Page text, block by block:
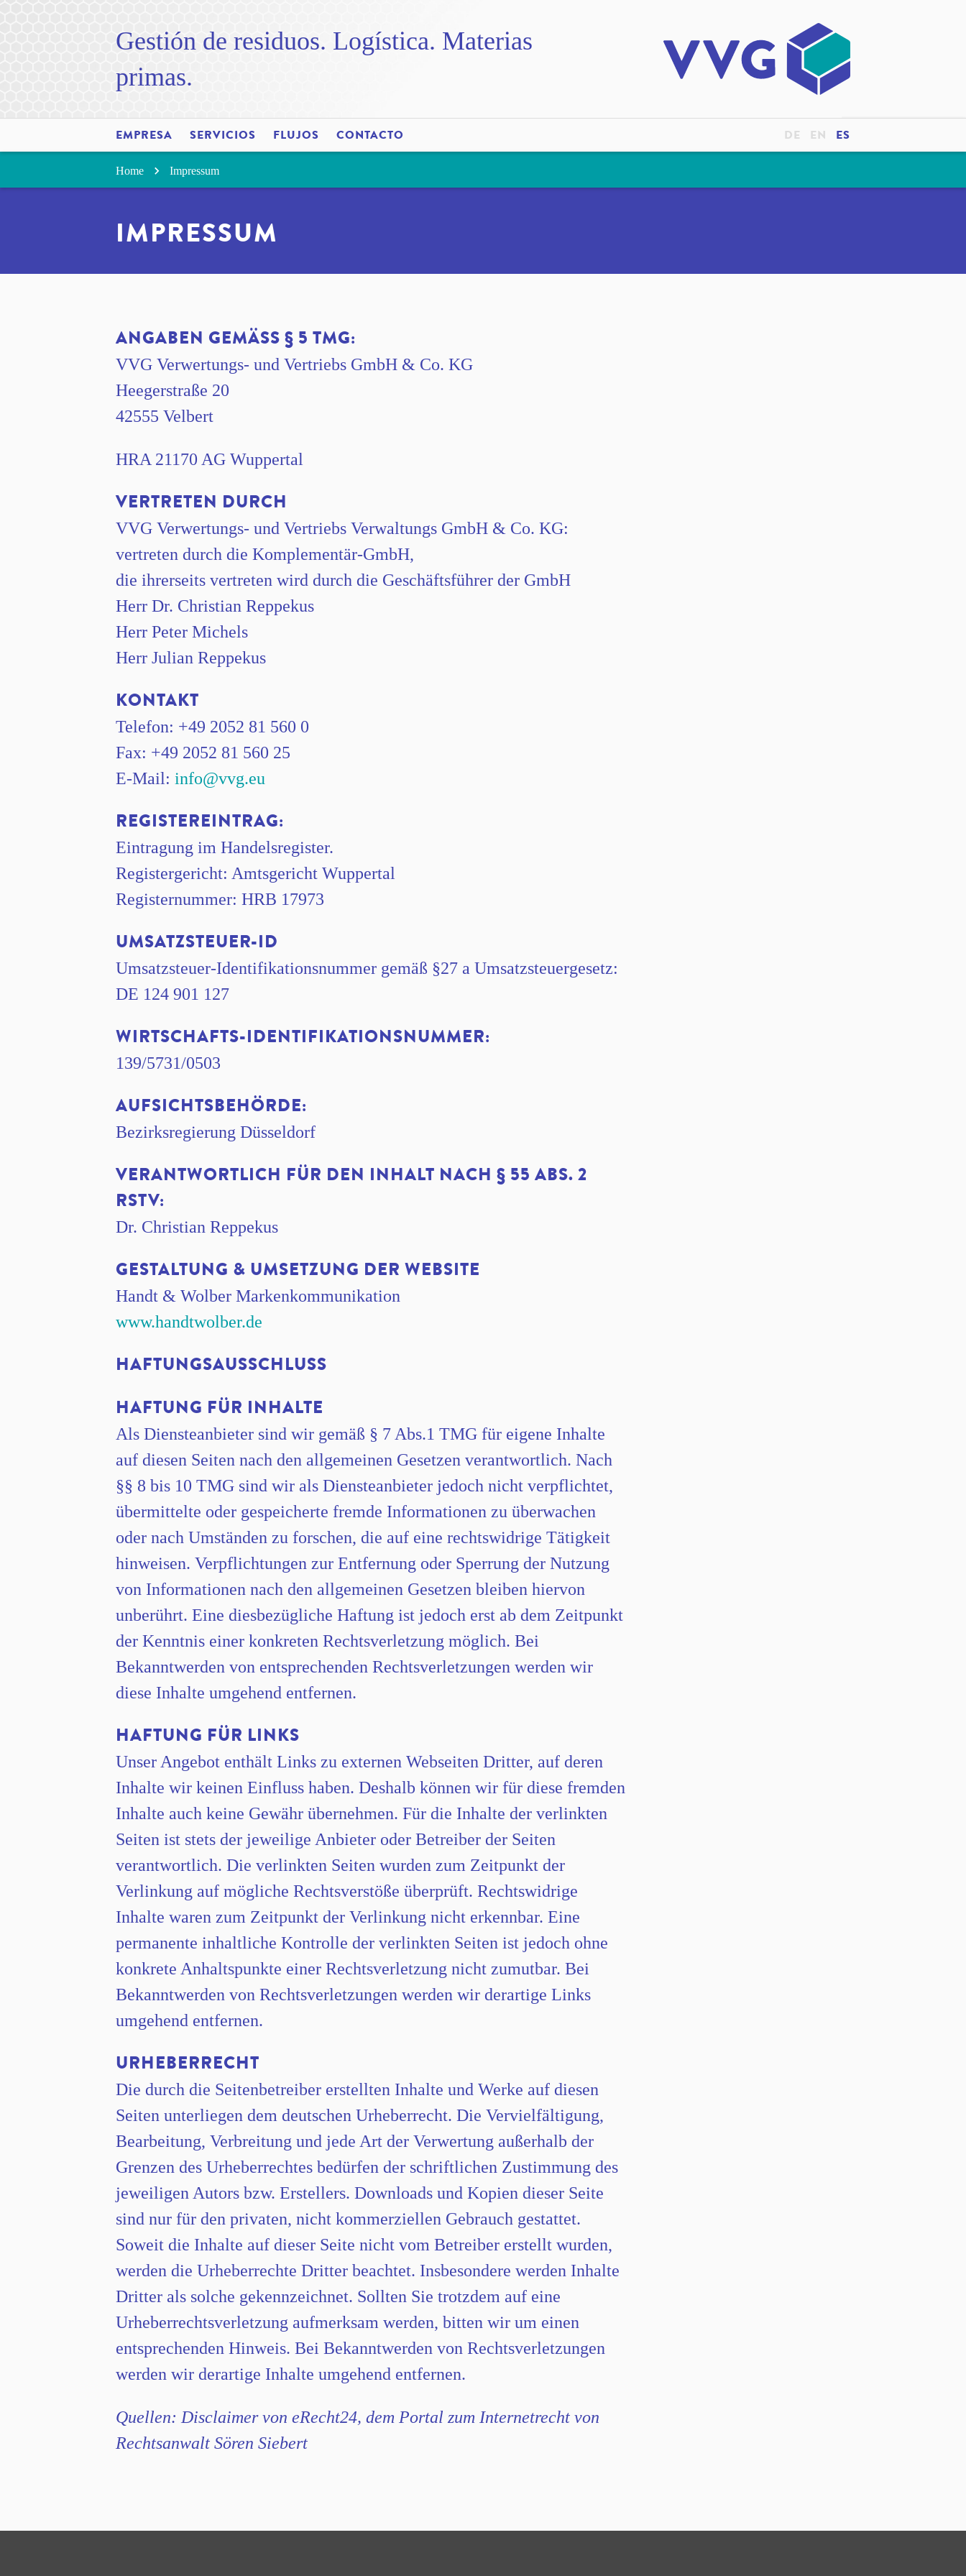
Gestión de residuos. Logística. Materias
primas.
EMPRESA SERVICIOS FLUJOS CONTACTO DE EN ES
Home Impressum
IMPRESSUM
ANGABEN GEMÄSS § 5 TMG:
VVG Verwertungs- und Vertriebs GmbH & Co. KG
Heegerstraße 20
42555 Velbert
HRA 21170 AG Wuppertal
VERTRETEN DURCH
VVG Verwertungs- und Vertriebs Verwaltungs GmbH & Co. KG:
vertreten durch die Komplementär-GmbH,
die ihrerseits vertreten wird durch die Geschäftsführer der GmbH
Herr Dr. Christian Reppekus
Herr Peter Michels
Herr Julian Reppekus
KONTAKT
Telefon: +49 2052 81 560 0
Fax: +49 2052 81 560 25
E-Mail: info@vvg.eu
REGISTEREINTRAG:
Eintragung im Handelsregister.
Registergericht: Amtsgericht Wuppertal
Registernummer: HRB 17973
UMSATZSTEUER-ID
Umsatzsteuer-Identifikationsnummer gemäß §27 a Umsatzsteuergesetz:
DE 124 901 127
WIRTSCHAFTS-IDENTIFIKATIONSNUMMER:
139/5731/0503
AUFSICHTSBEHÖRDE:
Bezirksregierung Düsseldorf
VERANTWORTLICH FÜR DEN INHALT NACH § 55 ABS. 2
RSTV:
Dr. Christian Reppekus
GESTALTUNG & UMSETZUNG DER WEBSITE
Handt & Wolber Markenkommunikation
www.handtwolber.de
HAFTUNGSAUSSCHLUSS
HAFTUNG FÜR INHALTE
Als Diensteanbieter sind wir gemäß § 7 Abs.1 TMG für eigene Inhalte
auf diesen Seiten nach den allgemeinen Gesetzen verantwortlich. Nach
§§ 8 bis 10 TMG sind wir als Diensteanbieter jedoch nicht verpflichtet,
übermittelte oder gespeicherte fremde Informationen zu überwachen
oder nach Umständen zu forschen, die auf eine rechtswidrige Tätigkeit
hinweisen. Verpflichtungen zur Entfernung oder Sperrung der Nutzung
von Informationen nach den allgemeinen Gesetzen bleiben hiervon
unberührt. Eine diesbezügliche Haftung ist jedoch erst ab dem Zeitpunkt
der Kenntnis einer konkreten Rechtsverletzung möglich. Bei
Bekanntwerden von entsprechenden Rechtsverletzungen werden wir
diese Inhalte umgehend entfernen.
HAFTUNG FÜR LINKS
Unser Angebot enthält Links zu externen Webseiten Dritter, auf deren
Inhalte wir keinen Einfluss haben. Deshalb können wir für diese fremden
Inhalte auch keine Gewähr übernehmen. Für die Inhalte der verlinkten
Seiten ist stets der jeweilige Anbieter oder Betreiber der Seiten
verantwortlich. Die verlinkten Seiten wurden zum Zeitpunkt der
Verlinkung auf mögliche Rechtsverstöße überprüft. Rechtswidrige
Inhalte waren zum Zeitpunkt der Verlinkung nicht erkennbar. Eine
permanente inhaltliche Kontrolle der verlinkten Seiten ist jedoch ohne
konkrete Anhaltspunkte einer Rechtsverletzung nicht zumutbar. Bei
Bekanntwerden von Rechtsverletzungen werden wir derartige Links
umgehend entfernen.
URHEBERRECHT
Die durch die Seitenbetreiber erstellten Inhalte und Werke auf diesen
Seiten unterliegen dem deutschen Urheberrecht. Die Vervielfältigung,
Bearbeitung, Verbreitung und jede Art der Verwertung außerhalb der
Grenzen des Urheberrechtes bedürfen der schriftlichen Zustimmung des
jeweiligen Autors bzw. Erstellers. Downloads und Kopien dieser Seite
sind nur für den privaten, nicht kommerziellen Gebrauch gestattet.
Soweit die Inhalte auf dieser Seite nicht vom Betreiber erstellt wurden,
werden die Urheberrechte Dritter beachtet. Insbesondere werden Inhalte
Dritter als solche gekennzeichnet. Sollten Sie trotzdem auf eine
Urheberrechtsverletzung aufmerksam werden, bitten wir um einen
entsprechenden Hinweis. Bei Bekanntwerden von Rechtsverletzungen
werden wir derartige Inhalte umgehend entfernen.
Quellen: Disclaimer von eRecht24, dem Portal zum Internetrecht von
Rechtsanwalt Sören Siebert